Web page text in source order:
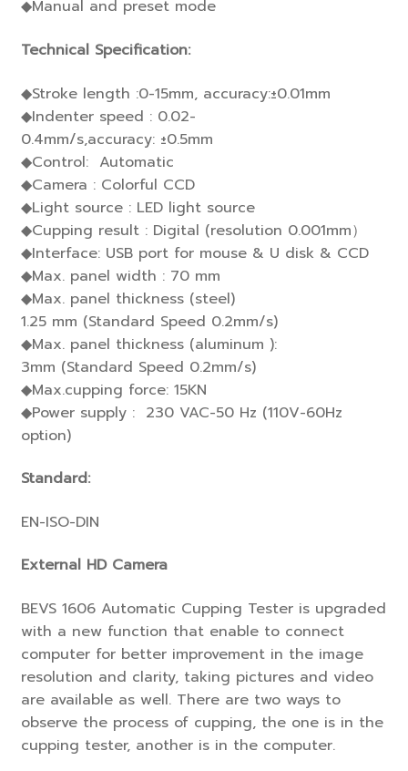
◆Manual and preset mode
Technical Specification:
◆Stroke length :0-15mm, accuracy:±0.01mm
◆Indenter speed : 0.02-
0.4mm/s,accuracy: ±0.5mm
◆Control: Automatic
◆Camera : Colorful CCD
◆Light source : LED light source
◆Cupping result : Digital (resolution 0.001mm）
◆Interface: USB port for mouse & U disk & CCD
◆Max. panel width : 70 mm
◆Max. panel thickness (steel)
1.25 mm (Standard Speed 0.2mm/s)
◆Max. panel thickness (aluminum ):
3mm (Standard Speed 0.2mm/s)
◆Max.cupping force: 15KN
◆Power supply : 230 VAC-50 Hz (110V-60Hz
option)
Standard:
EN-ISO-DIN
External HD Camera
BEVS 1606 Automatic Cupping Tester is upgraded
with a new function that enable to connect
computer for better improvement in the image
resolution and clarity, taking pictures and video
are available as well. There are two ways to
observe the process of cupping, the one is in the
cupping tester, another is in the computer.